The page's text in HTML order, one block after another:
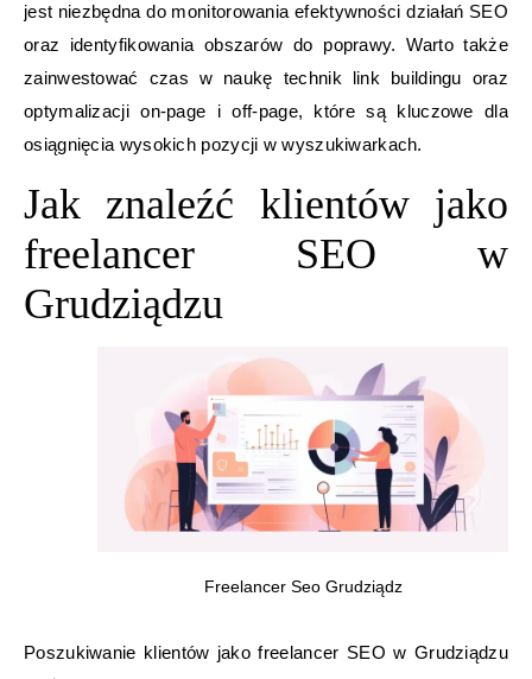
jest niezbędna do monitorowania efektywności działań SEO
oraz identyfikowania obszarów do poprawy. Warto także
zainwestować czas w naukę technik link buildingu oraz
optymalizacji on-page i off-page, które są kluczowe dla
osiągnięcia wysokich pozycji w wyszukiwarkach.
Jak znaleźć klientów jako
freelancer SEO w
Grudziądzu
Freelancer Seo Grudziądz
Poszukiwanie klientów jako freelancer SEO w Grudziądzu